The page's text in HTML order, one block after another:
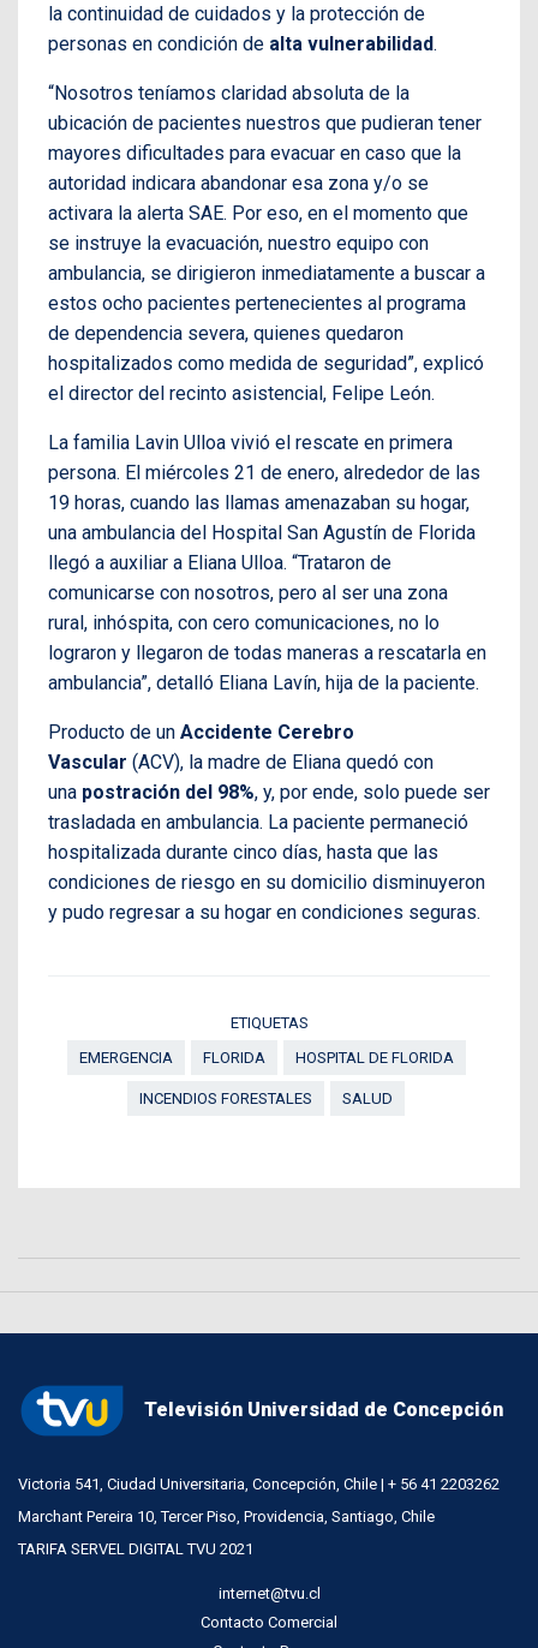
la continuidad de cuidados y la protección de
personas en condición de alta vulnerabilidad.
“Nosotros teníamos claridad absoluta de la
ubicación de pacientes nuestros que pudieran tener
mayores dificultades para evacuar en caso que la
autoridad indicara abandonar esa zona y/o se
activara la alerta SAE. Por eso, en el momento que
se instruye la evacuación, nuestro equipo con
ambulancia, se dirigieron inmediatamente a buscar a
estos ocho pacientes pertenecientes al programa
de dependencia severa, quienes quedaron
hospitalizados como medida de seguridad”, explicó
el director del recinto asistencial, Felipe León.
La familia Lavin Ulloa vivió el rescate en primera
persona. El miércoles 21 de enero, alrededor de las
19 horas, cuando las llamas amenazaban su hogar,
una ambulancia del Hospital San Agustín de Florida
llegó a auxiliar a Eliana Ulloa. “Trataron de
comunicarse con nosotros, pero al ser una zona
rural, inhóspita, con cero comunicaciones, no lo
lograron y llegaron de todas maneras a rescatarla en
ambulancia”, detalló Eliana Lavín, hija de la paciente.
Producto de un Accidente Cerebro
Vascular (ACV), la madre de Eliana quedó con
una postración del 98%, y, por ende, solo puede ser
trasladada en ambulancia. La paciente permaneció
hospitalizada durante cinco días, hasta que las
condiciones de riesgo en su domicilio disminuyeron
y pudo regresar a su hogar en condiciones seguras.
ETIQUETAS
EMERGENCIA
FLORIDA HOSPITAL DE FLORIDA
INCENDIOS FORESTALES SALUD
Televisión Universidad de Concepción
Victoria 541, Ciudad Universitaria, Concepción, Chile | + 56 41 2203262
Marchant Pereira 10, Tercer Piso, Providencia, Santiago, Chile
TARIFA SERVEL DIGITAL TVU 2021
internet@tvu.cl
Contacto Comercial